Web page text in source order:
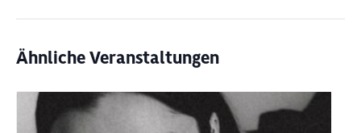
Ähnliche Veranstaltungen